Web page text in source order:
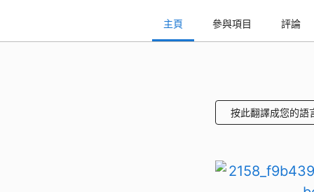
主頁 參與項目 評論
按此翻譯成您的語